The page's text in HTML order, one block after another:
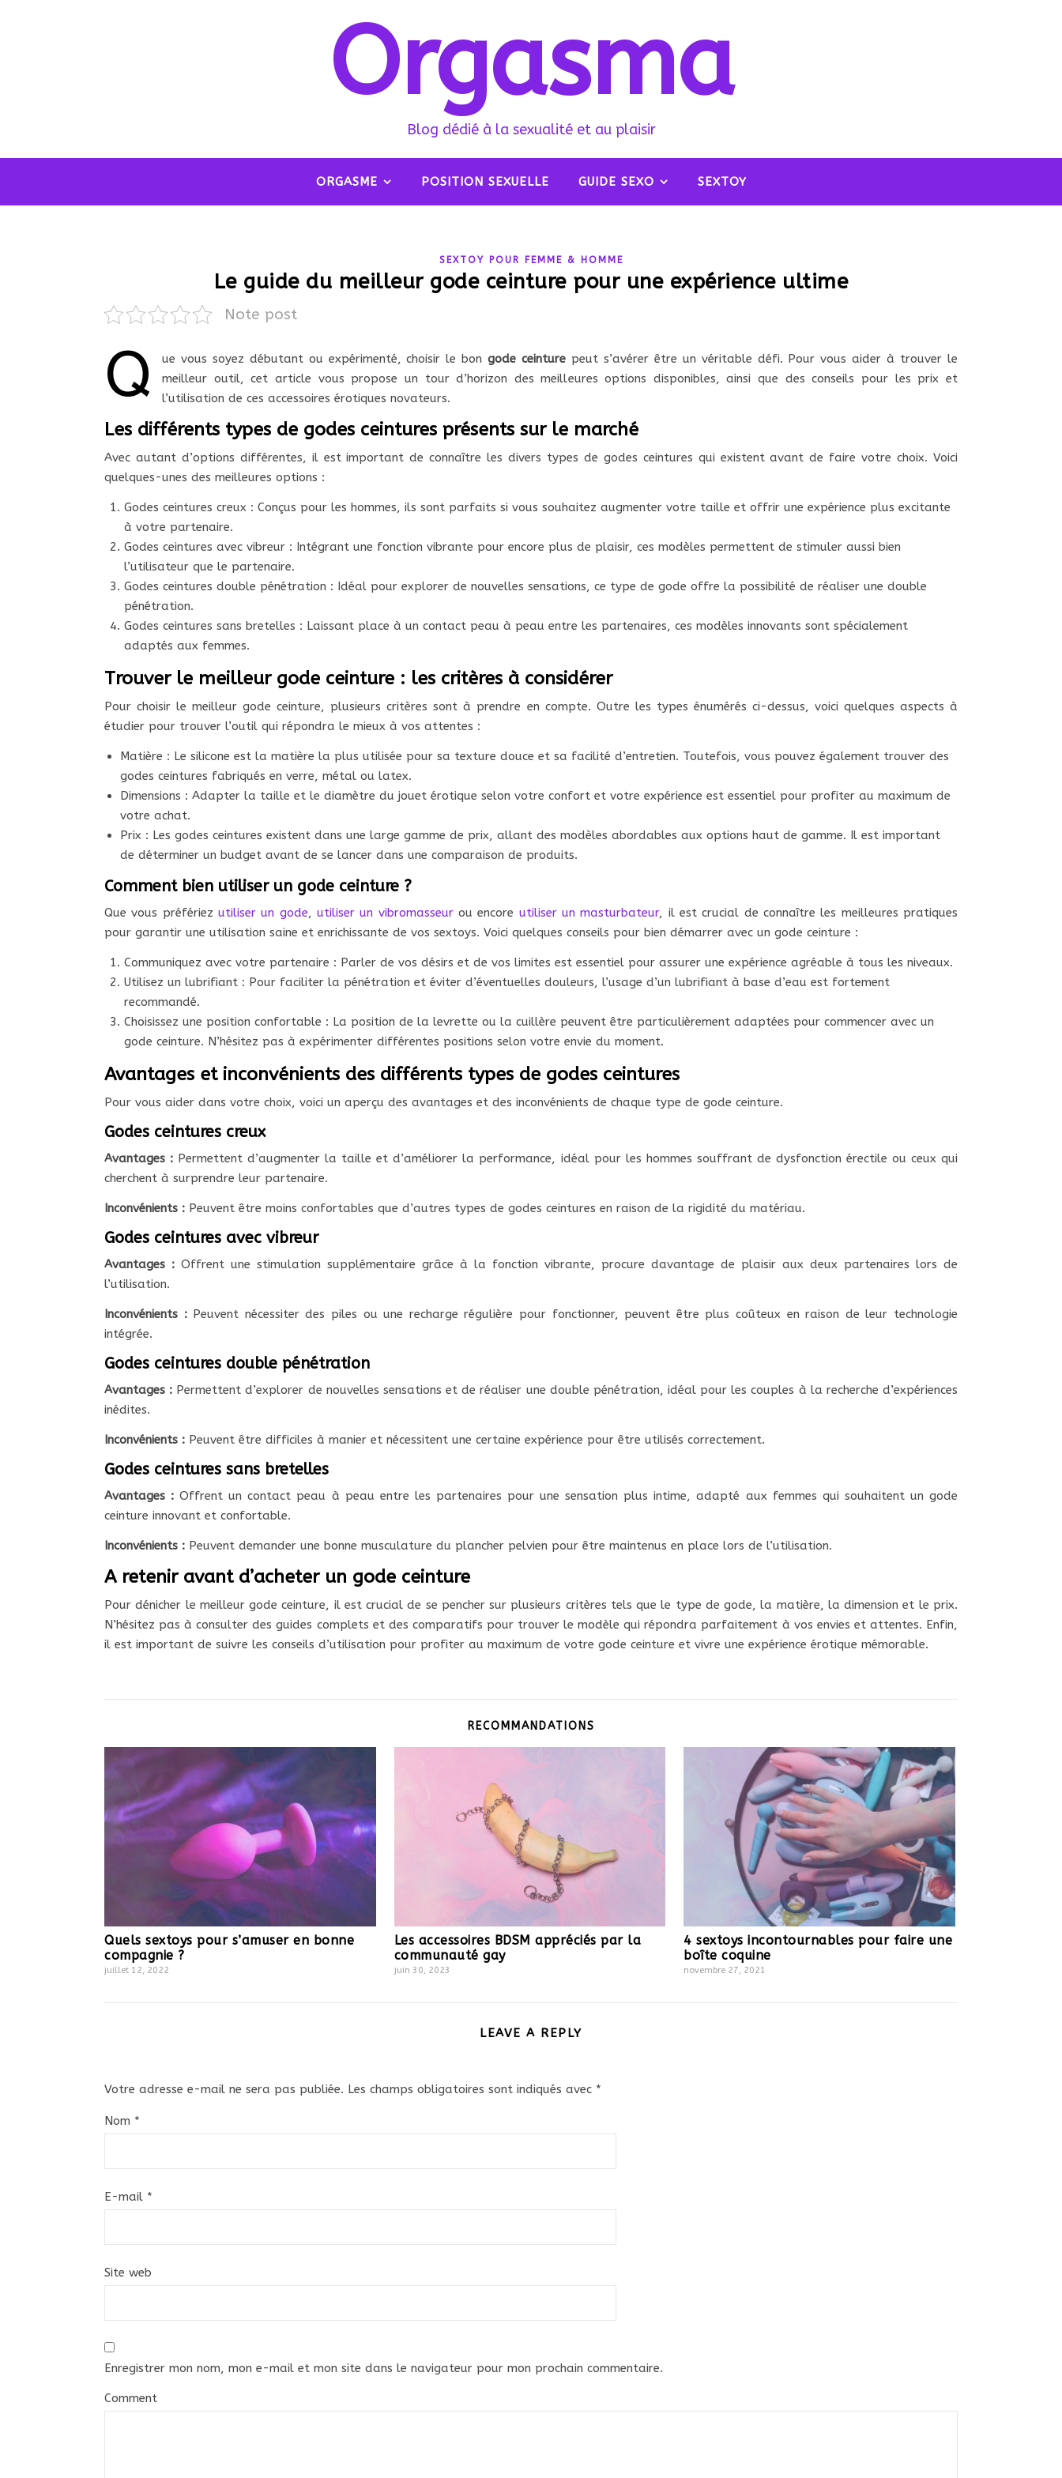
Orgasma
Blog dédié à la sexualité et au plaisir
ORGASME POSITION SEXUELLE GUIDE SEXO SEXTOY
SEXTOY POUR FEMME & HOMME
Le guide du meilleur gode ceinture pour une expérience ultime
Note post
Q ue vous soyez débutant ou expérimenté, choisir le bongode ceinture peut s’avérer être un véritable défi. Pour vous aider à trouver le
meilleur outil, cet article vous propose un tour d’horizon des meilleures options disponibles, ainsi que des conseils pour les prix et
l’utilisation de ces accessoires érotiques novateurs.
Les différents types de godes ceintures présents sur le marché
Avec autant d’options différentes, il est important de connaître les divers types de godes ceintures qui existent avant de faire votre choix. Voici
quelques-unes des meilleures options :
Godes ceintures creux : Conçus pour les hommes, ils sont parfaits si vous souhaitez augmenter votre taille et offrir une expérience plus excitante
à votre partenaire.
Godes ceintures avec vibreur : Intégrant une fonction vibrante pour encore plus de plaisir, ces modèles permettent de stimuler aussi bien
l’utilisateur que le partenaire.
Godes ceintures double pénétration : Idéal pour explorer de nouvelles sensations, ce type de gode offre la possibilité de réaliser une double
pénétration.
Godes ceintures sans bretelles : Laissant place à un contact peau à peau entre les partenaires, ces modèles innovants sont spécialement
adaptés aux femmes.
Trouver le meilleur gode ceinture : les critères à considérer
Pour choisir le meilleur gode ceinture, plusieurs critères sont à prendre en compte. Outre les types énumérés ci-dessus, voici quelques aspects à
étudier pour trouver l’outil qui répondra le mieux à vos attentes :
Matière : Le silicone est la matière la plus utilisée pour sa texture douce et sa facilité d’entretien. Toutefois, vous pouvez également trouver des
godes ceintures fabriqués en verre, métal ou latex.
Dimensions : Adapter la taille et le diamètre du jouet érotique selon votre confort et votre expérience est essentiel pour profiter au maximum de
votre achat.
Prix : Les godes ceintures existent dans une large gamme de prix, allant des modèles abordables aux options haut de gamme. Il est important
de déterminer un budget avant de se lancer dans une comparaison de produits.
Comment bien utiliser un gode ceinture ?
Que vous préfériez utiliser un gode,utiliser un vibromasseurou encore utiliser un masturbateur, il est crucial de connaître les meilleures pratiques
pour garantir une utilisation saine et enrichissante de vos sextoys. Voici quelques conseils pour bien démarrer avec un gode ceinture :
Communiquez avec votre partenaire : Parler de vos désirs et de vos limites est essentiel pour assurer une expérience agréable à tous les niveaux.
Utilisez un lubrifiant : Pour faciliter la pénétration et éviter d’éventuelles douleurs, l’usage d’un lubrifiant à base d’eau est fortement
recommandé.
Choisissez une position confortable : La position de la levrette ou la cuillère peuvent être particulièrement adaptées pour commencer avec un
gode ceinture. N’hésitez pas à expérimenter différentes positions selon votre envie du moment.
Avantages et inconvénients des différents types de godes ceintures
Pour vous aider dans votre choix, voici un aperçu des avantages et des inconvénients de chaque type de gode ceinture.
Godes ceintures creux
Avantages : Permettent d’augmenter la taille et d’améliorer la performance, idéal pour les hommes souffrant de dysfonction érectile ou ceux qui
cherchent à surprendre leur partenaire.
Inconvénients : Peuvent être moins confortables que d’autres types de godes ceintures en raison de la rigidité du matériau.
Godes ceintures avec vibreur
Avantages : Offrent une stimulation supplémentaire grâce à la fonction vibrante, procure davantage de plaisir aux deux partenaires lors de
l’utilisation.
Inconvénients :Peuvent nécessiter des piles ou une recharge régulière pour fonctionner, peuvent être plus coûteux en raison de leur technologie
intégrée.
Godes ceintures double pénétration
Avantages : Permettent d’explorer de nouvelles sensations et de réaliser une double pénétration, idéal pour les couples à la recherche d’expériences
inédites.
Inconvénients : Peuvent être difficiles à manier et nécessitent une certaine expérience pour être utilisés correctement.
Godes ceintures sans bretelles
Avantages : Offrent un contact peau à peau entre les partenaires pour une sensation plus intime, adapté aux femmes qui souhaitent un gode
ceinture innovant et confortable.
Inconvénients : Peuvent demander une bonne musculature du plancher pelvien pour être maintenus en place lors de l’utilisation.
A retenir avant d’acheter un gode ceinture
Pour dénicher le meilleur gode ceinture, il est crucial de se pencher sur plusieurs critères tels que le type de gode, la matière, la dimension et le prix.
N’hésitez pas à consulter des guides complets et des comparatifs pour trouver le modèle qui répondra parfaitement à vos envies et attentes. Enfin,
il est important de suivre les conseils d’utilisation pour profiter au maximum de votre gode ceinture et vivre une expérience érotique mémorable.
RECOMMANDATIONS
Quels sextoys pour s’amuser en bonne
compagnie ?
juillet 12, 2022
Les accessoires BDSM appréciés par la
communauté gay
juin 30, 2023
4 sextoys incontournables pour faire une
boîte coquine
novembre 27, 2021
LEAVE A REPLY
Votre adresse e-mail ne sera pas publiée. Les champs obligatoires sont indiqués avec *
Nom *
E-mail *
Site web
Enregistrer mon nom, mon e-mail et mon site dans le navigateur pour mon prochain commentaire.
Comment